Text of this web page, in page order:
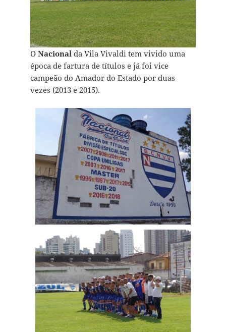
O Nacionalda Vila Vivaldi tem vivido uma
época de fartura de títulos e já foi vice
campeão do Amador do Estado por duas
vezes (2013 e 2015).